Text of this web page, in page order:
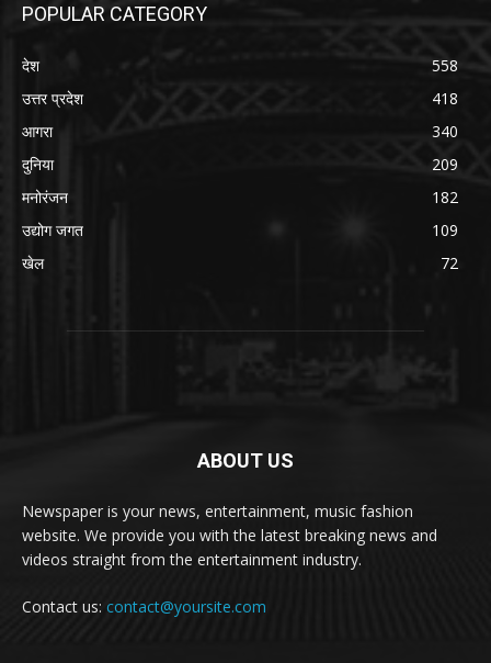
POPULAR CATEGORY
देश
558
उत्तर प्रदेश
418
आगरा
340
दुनिया
209
मनोरंजन
182
उद्योग जगत
109
खेल
72
ABOUT US
Newspaper is your news, entertainment, music fashion
website. We provide you with the latest breaking news and
videos straight from the entertainment industry.
Contact us: contact@yoursite.com